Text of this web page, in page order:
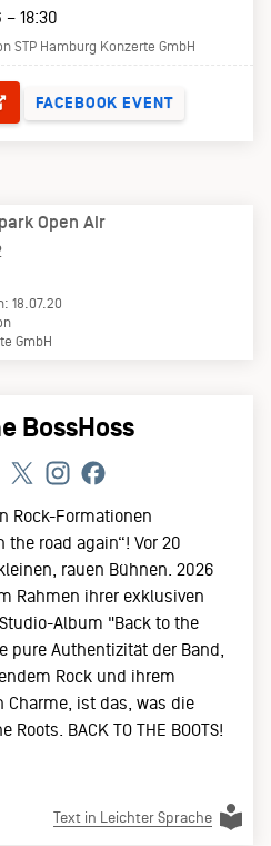
– 18:30
STP Hamburg Konzerte GmbH
FACEBOOK EVENT
Open Air
18.07.20
GmbH
BossHoss
Rock-Formationen
road again“! Vor 20
rauen Bühnen. 2026
Rahmen ihrer exklusiven
Album "Back to the
pure Authentizität der Band,
Rock und ihrem
Charme, ist das, was die
BACK TO THE BOOTS!
Text in Leichter Sprache